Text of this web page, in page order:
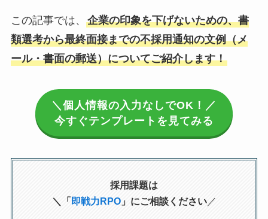
この記事では、 企業の印象を下げないための、書
類選考から最終面接までの不採用通知の文例（メ
ール・書面の郵送）についてご紹介します！
＼個人情報の入力なしでOK！／
今すぐテンプレートを見てみる
採用課題は
＼「 即戦力RPO」にご相談ください／